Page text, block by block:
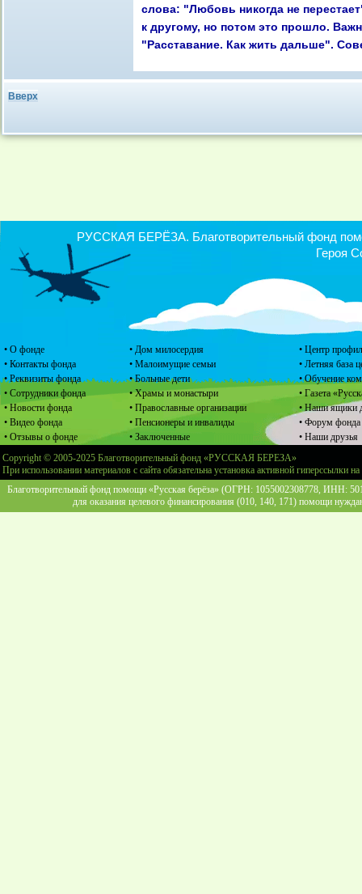
слова: "Любовь никогда не
к другому, но потом это прошло.
"Расставание. Как жить дальше".
Вверх
• О фонде
• Контакты фонда
• Реквизиты фонда
• Сотрудники фонда
• Новости фонда
• Видео фонда
• Отзывы о фонде
• Дом милосердия
• Малоимущие семьи
• Больные дети
• Храмы и монастыри
• Православные организации
• Пенсионеры и инвалиды
• Заключенные
• Центр
• Летняя база
• Обучение
• Газета
• Наши ящики
• Форум фонда
• Наши друзья
РУССКАЯ БЕРЁЗА. Благотворительный фонд
Героя
Copyright © 2005-2025 Благотворительный фонд «РУССКАЯ БЕРЕЗА»
При использовании материалов с сайта обязательна установка активной гиперссылки
Благотворительный фонд помощи «Русская берёза» (ОГРН: 1055002308778, ИНН:
для оказания целевого финансирования (010, 140, 171) помощи